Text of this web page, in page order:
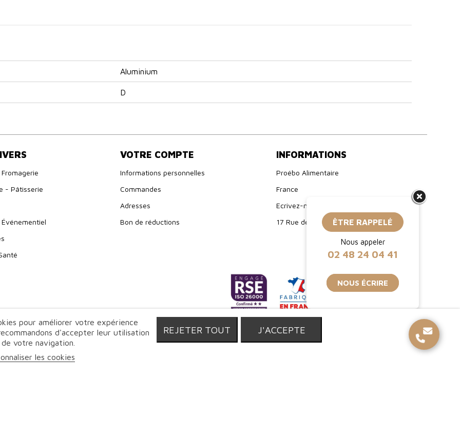
Aluminium
D
- Pâtisserie
VOTRE COMPTE
Informations personnelles
Commandes
Adresses
Bon de réductions
INFORMATIONS
Proébo Alimentaire
France
Ecrivez-nous : boutique@proebo.fr
17 Rue de Strasbourg, 94150 Rungis
ÊTRE RAPPELÉ
Nous appeler
02 48 24 04 41
NOUS ÉCRIRE
pour améliorer votre expérience
d'accepter leur utilisation
votre navigation.
les cookies
REJETER TOUT J'ACCEPTE
Alimentaire - Boucherie Charcuterie Traiteur - 2026 | Tous droits réservés